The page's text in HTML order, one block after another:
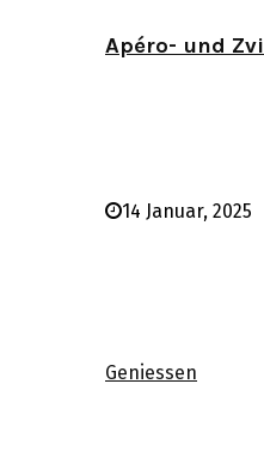
Apéro- und
14 Januar, 2025
Geniessen